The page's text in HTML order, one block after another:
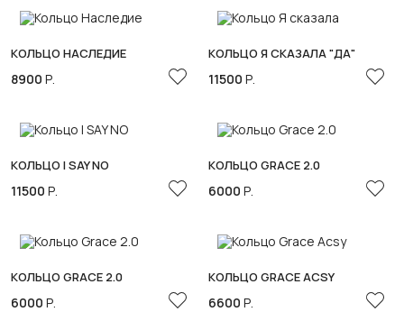
КОЛЬЦО НАСЛЕДИЕ
8900 Р.
КОЛЬЦО Я СКАЗАЛА "ДА"
11500 Р.
КОЛЬЦО I SAY NO
11500 Р.
КОЛЬЦО GRACE 2.0
6000 Р.
КОЛЬЦО GRACE 2.0
6000 Р.
КОЛЬЦО GRACE ACSY
6600 Р.